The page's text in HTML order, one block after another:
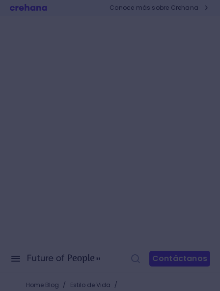
Conoce más sobre Crehana
Contáctanos
Home Blog / Estilo de Vida /